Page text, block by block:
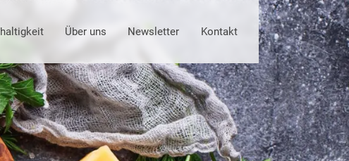
Über uns Newsletter Kontakt